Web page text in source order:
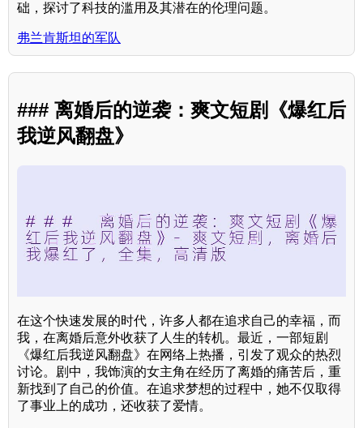
础，探讨了科技的滥用及其潜在的伦理问题。
弗兰肯斯坦的军队
### 离婚后的逆袭：爽文短剧《爆红后
我逆风翻盘》
在这个快速发展的时代，许多人都在追求自己的幸福，而
我，在离婚后意外收获了人生的转机。最近，一部短剧
《爆红后我逆风翻盘》在网络上热播，引发了观众的热烈
讨论。剧中，我饰演的女主角在经历了离婚的痛苦后，重
新找到了自己的价值。在追求梦想的过程中，她不仅取得
了事业上的成功，还收获了爱情。